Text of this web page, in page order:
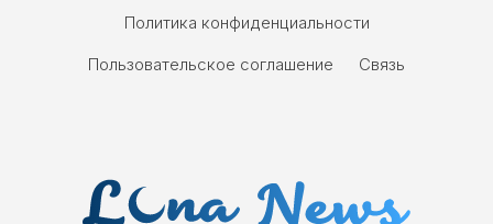
Политика конфиденциальности
Пользовательское соглашение
Связь